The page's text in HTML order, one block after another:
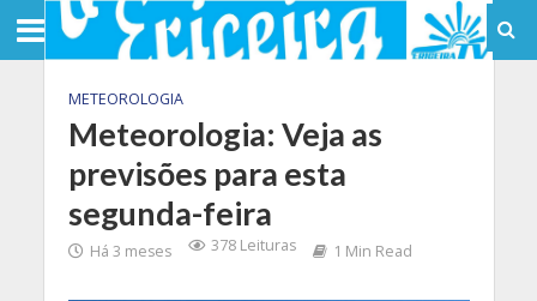
METEOROLOGIA
Meteorologia: Veja as
previsões para esta
segunda-feira
Há 3 meses 378 Leituras 1 Min Read